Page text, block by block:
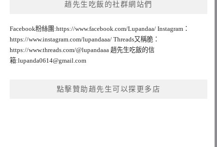
趙先生吃飯的社群網站們
Facebook粉絲團:https://www.facebook.com/Lupandaa/ Instagram：
https://www.instagram.com/lupandaaa/ Threads又稱脆：
https://www.threads.com/@lupandaaa 趙先生吃飯的信
箱:lupanda0614@gmail.com
點擊贊助趙先生可以探更多店